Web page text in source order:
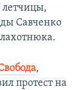
Савченко
,
протест на